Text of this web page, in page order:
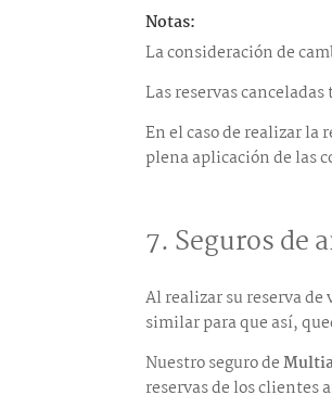
Notas:
La consideración de
Las reservas
En el caso de realizar la
plena aplicación de las
7. Seguros de
Al realizar su reserva
similar para que así,
Nuestro seguro de
reservas de los clientes